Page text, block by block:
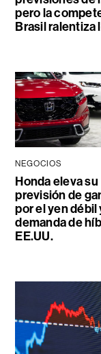
pero la
Brasil ralentiza
NEGOCIOS
Honda eleva su
previsión de
por el yen débil
demanda de
EE.UU.